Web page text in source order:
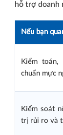
hỗ trợ doanh
Nếu bạn
Kiểm
chuẩn mực
Kiểm soát
trị rủi ro và